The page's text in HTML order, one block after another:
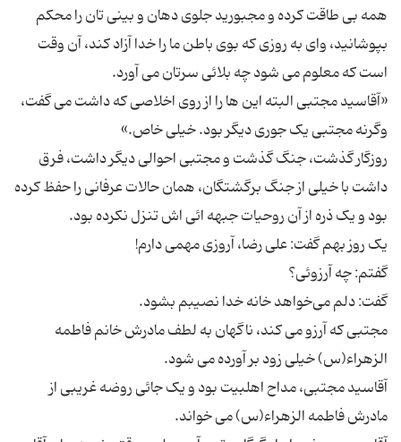
همه بی طاقت کرده و مجبورید جلوی دهان و بینی تان را محکم
بپوشانید، وای به روزی که بوی باطن ما را خدا آزاد کند، آن وقت
«آقاسید مجتبی البته این ها را از روی اخلاصی که داشت می گفت،
روزگار گذشت، جنگ گذشت و مجتبی احوالی دیگر داشت، فرق
داشت با خیلی از جنگ برگشتگان، همان حالات عرفانی را حفظ کرده
مجتبی که آرزو می کند، ناگهان به لطف مادرش خانم فاطمه
آقاسید مجتبی، مداح اهلبیت بود و یک جائی روضه غریبی از